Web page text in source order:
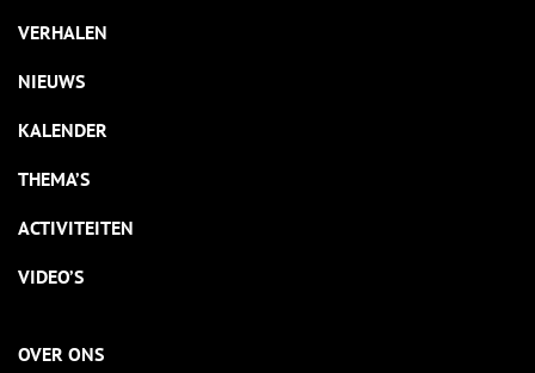
VERHALEN
NIEUWS
KALENDER
THEMA’S
ACTIVITEITEN
VIDEO’S
OVER ONS